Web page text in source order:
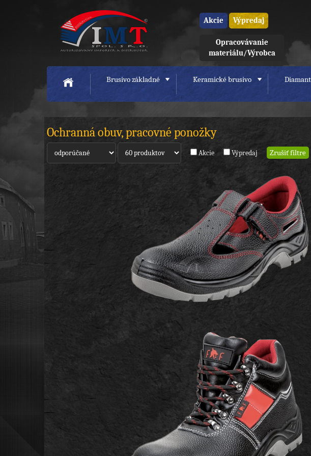
Akcie Výpredaj
Opracovávanie
materiálu/Výrobca
Brusivo základné Keramické brusivo
Ochranná obuv, pracovné ponožky
Akcie Výpredaj